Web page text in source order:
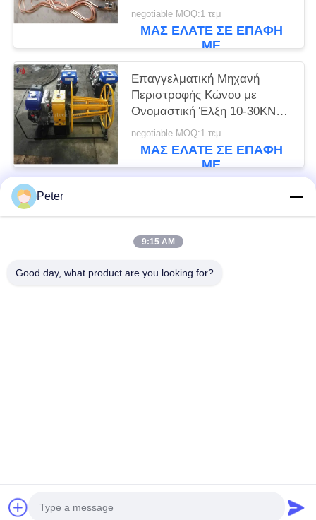
Συνολικό Μήκος 1000-
5500mm για Ασφαλή
Ηλεκτρική Γείωση
negotiable MOQ:1 τεμ
ΜΑΣ ΕΛΆΤΕ ΣΕ ΕΠΑΦΉ
ΜΕ
Επαγγελματική Μηχανή
Περιστροφής Κώνου με
Ονομαστική Έλξη 10-30KN
Βενζινοκίνητη για
Αποτελεσματική Τύλιξη και
Αποθήκευση Καλωδίων
negotiable MOQ:1 τεμ
ΜΑΣ ΕΛΆΤΕ ΣΕ ΕΠΑΦΉ
ΜΕ
Λαϊκή κατηγορία
Peter
9:15 AM
Good day, what product are you looking for?